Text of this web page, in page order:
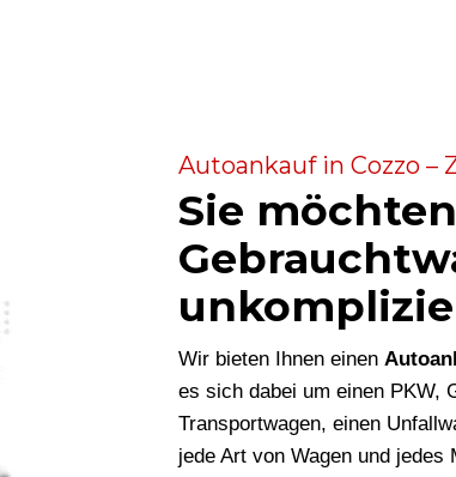
Autoankauf in Cozzo –
Sie
Wir bieten Ihnen einen
es sich dabei um einen PKW,
Transportwagen, einen
jede Art von Wagen und jedes